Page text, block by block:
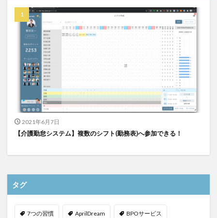
2021年6月7日
【介護勤怠システム】複数のシフト(勤務表)へ参加できる！
タグ
7つの習慣 AprilDream BPOサービス
グッドデザイン賞
グランデージ和泉
クリスマス
グループウェア
クローズアップ現代
ケアズ・コネクト
ケアデータコネクト
ケアデータコネクト ホーム
オリブ園
コミュニケーション
コンピテンシー
サービス付き高齢者住宅
サカナクション
サポート
サンクスカード
シーツ
シフト表 ジャイ子
ショートヘアー
スケッター
Pepper
BPOサービス
CareTEX CDCホーム
CoeFont
SOMPOケア
おとなりさん。
SOMPOフーズ